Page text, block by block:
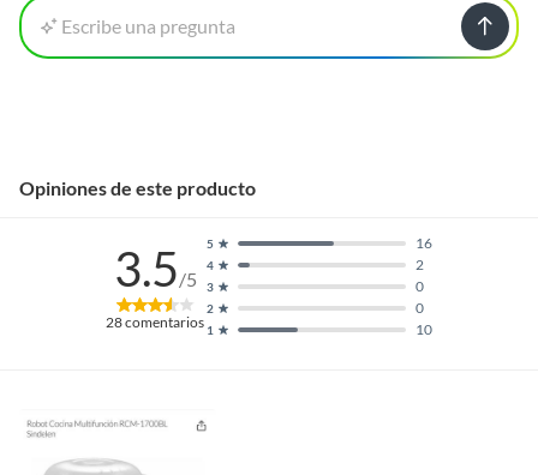
Escribe una pregunta
Opiniones de este producto
3.5/5
28comentarios 1 10
2 0
3 0
4 2
5 16